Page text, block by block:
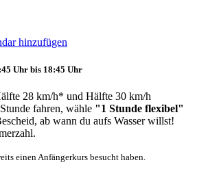
hinzufügen
Uhr bis 18:45 Uhr
28 km/h* und Hälfte 30 km/h
fahren, wähle "1 Stunde flexibel"
ab wann du aufs Wasser willst!
einen Anfängerkurs besucht haben.